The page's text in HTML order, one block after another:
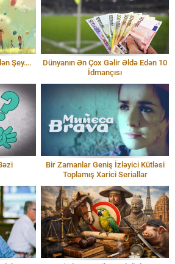
Şey….
Dünyanın Ən Çox Gəlir Əldə Edən 10
İdmançısı
Bir Zamanlar Geniş İzləyici Kütləsi
Toplamış Xarici Seriallar